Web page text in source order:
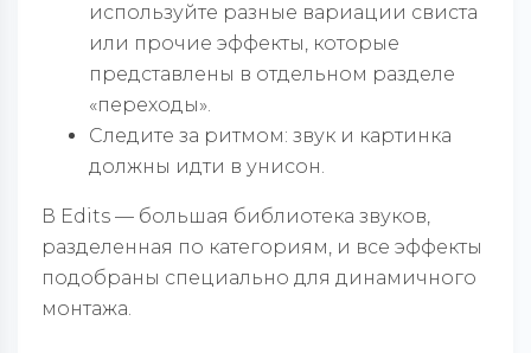
используйте разные вариации свиста
или прочие эффекты, которые
представлены в отдельном разделе
«переходы».
Следите за ритмом: звук и картинка
должны идти в унисон.
В Edits — большая библиотека звуков,
разделенная по категориям, и все эффекты
подобраны специально для динамичного
монтажа.